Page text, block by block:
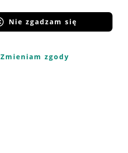
Nie zgadzam się
Zmieniam zgody